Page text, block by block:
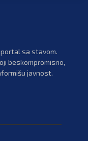
sa stavom.
beskompromisno,
javnost.